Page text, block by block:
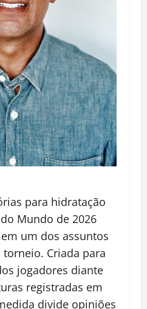
para hidratação
Mundo de 2026
um dos assuntos
Criada para
jogadores diante
registradas em
divide opiniões